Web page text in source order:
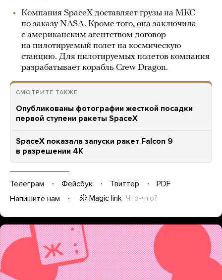
Компания SpaceX доставляет грузы на МКС
по заказу NASA. Кроме того, она заключила
с американским агентством договор
на пилотируемый полет на космическую
станцию. Для пилотируемых полетов компания
разрабатывает корабль Crew Dragon.
СМОТРИТЕ ТАКЖЕ
Опубликованы фотографии жесткой посадки
первой ступени ракеты SpaceX
SpaceX показала запуски ракет Falcon 9
в разрешении 4K
Телеграм Фейсбук Твиттер
PDF
Напишите нам
Magic link Что-что?